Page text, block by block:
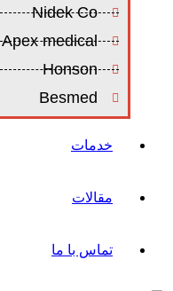
Nidek Co
Apex medical
Honson
Besmed
خدمات
مقالات
تماس با ما